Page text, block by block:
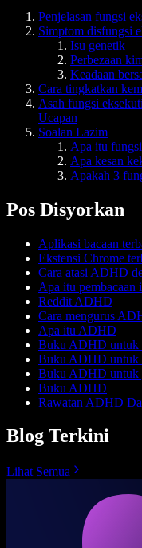
Penjelasan fungsi
Simptom disfungsi
Isu genetik
Perbezaan
Keadaan
Cara tingkatkan
Asah fungsi
Ucapan
Soalan Lazim
Apa itu
Apa kesan
Apakah 3
Pos Disyorkan
Aplikasi bacaan
Ekstensi Chrome
Cara atasi ADHD
Apa itu pembacaan
Reddit ADHD
Cara mengurus
Apa itu ADHD
Buku ADHD untuk
Buku ADHD untuk
Buku ADHD untuk
Buku ADHD
Rawatan ADHD
Blog Terkini
Lihat Semua